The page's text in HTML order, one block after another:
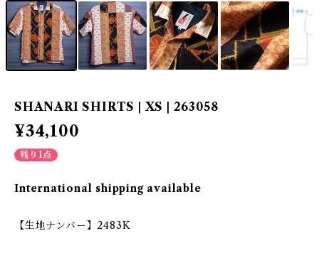
SHANARI SHIRTS | XS | 263058
¥34,100
残り1点
International shipping available
【生地ナンバー】2483K